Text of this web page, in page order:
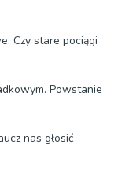
Czy stare pociągi
Powstanie
nas głosić